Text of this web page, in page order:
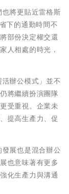
也將更貼近雷格斯
下的通勤時間不
部份決定權交還
人相處的時光，
活辦公模式」並不
將繼續扮演團隊
受重視。企業未
提高生產力、促
展也是混合辦公
也意味著有更多
化生產力與溝通